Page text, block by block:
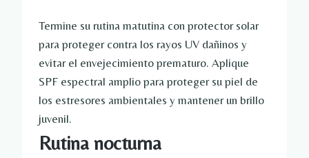
Termine su rutina matutina con protector solar
para proteger contra los rayos UV dañinos y
evitar el envejecimiento prematuro. Aplique
SPF espectral amplio para proteger su piel de
los estresores ambientales y mantener un brillo
juvenil.
Rutina nocturna